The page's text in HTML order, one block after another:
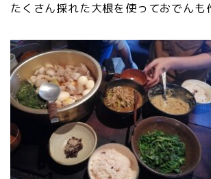
たくさん採れた大根を使っておでんも